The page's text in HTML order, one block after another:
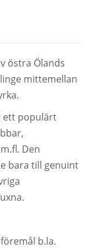
östra Ölands
mittemellan
ett populärt
Den
bara till genuint
b.la.